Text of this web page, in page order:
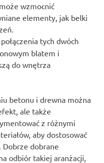
wzmocnić
elementy, jak belki
tych dwóch
blatem i
do wnętrza
betonu i drewna można
ale także
z różnymi
aby dostosować
dobrane
odbiór takiej aranżacji,